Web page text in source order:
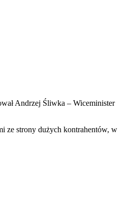
Andrzej Śliwka – Wiceminister
ze strony dużych kontrahentów, w